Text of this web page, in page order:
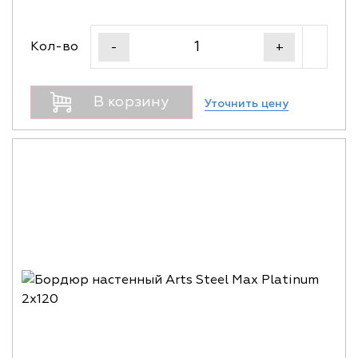
Кол-во - +
В корзину Уточнить цену